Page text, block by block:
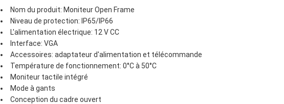
Nom du produit: Moniteur Open Frame
Niveau de protection: IP65/IP66
L'alimentation électrique: 12 V CC
Interface: VGA
Accessoires: adaptateur d'alimentation et télécommande
Température de fonctionnement: 0°C à 50°C
Moniteur tactile intégré
Mode à gants
Conception du cadre ouvert